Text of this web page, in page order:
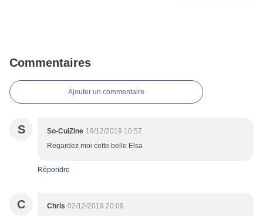
Commentaires
Ajouter un commentaire
S So-CuiZine 19/12/2019 10:57
Regardez moi cette belle Elsa
Répondre
C Chris 02/12/2019 20:09